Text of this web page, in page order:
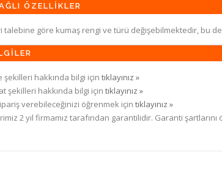
ÖZELLİKLER
talebine göre kumaş rengi ve türü değişebilmektedir, bu
şekilleri hakkında bilgi için tıklayınız »
şekilleri hakkında bilgi için tıklayınız »
verebileceğinizi öğrenmek için tıklayınız »
2 yıl firmamız tarafından garantilidir. Garanti şartlarını